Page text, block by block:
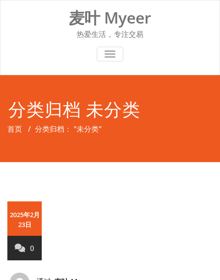
麦叶 Myeer
热爱生活，专注交易
切换导航
分类归档 未分类
首页 / 分类归档： "未分类"
2025年2月
23日
0